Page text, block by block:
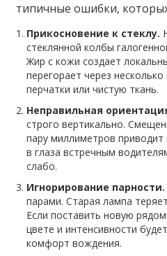
типичные ошибки,
Прикосновение к стеклу.
стеклянной колбы
Жир с кожи создает
перегорает через
перчатки или чистую ткань.
Неправильная
строго вертикально.
пару миллиметров
в глаза встречным
слабо.
Игнорирование парности.
парами. Старая лампа
Если поставить новую
цвете и интенсивности
комфорт вождения.